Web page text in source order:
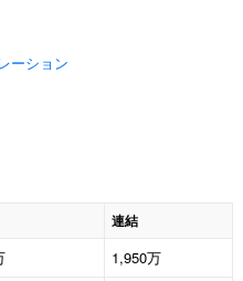
ーション
連結
1,950万